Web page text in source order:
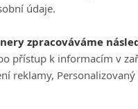
údaje.
zpracováváme
přístup k informacím v
reklamy,